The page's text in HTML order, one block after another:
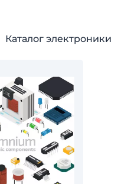
Каталог электроники